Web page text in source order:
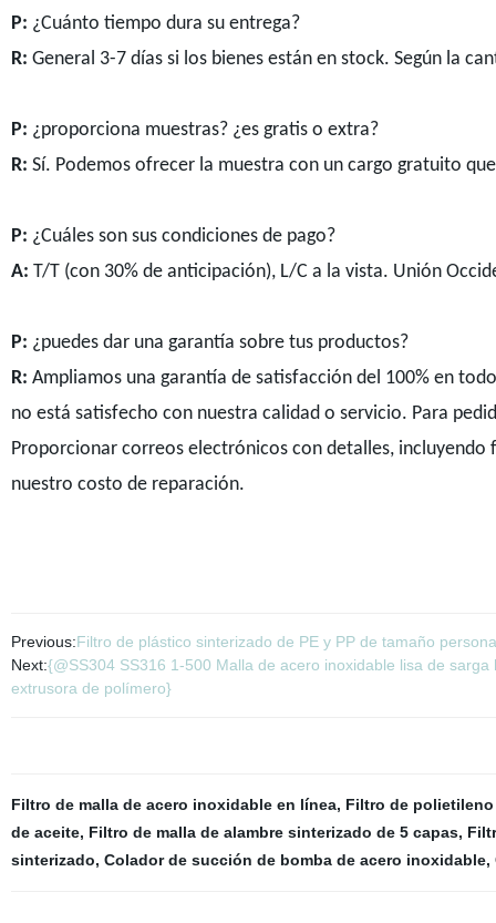
P: ¿Cuánto tiempo dura su entrega?
R: General 3-7 días si los bienes están en stock. Según la
P: ¿proporciona muestras? ¿es gratis o extra?
R: Sí. Podemos ofrecer la muestra con un cargo gratuito
P: ¿Cuáles son sus condiciones de pago?
A: T/T (con 30% de anticipación), L/C a la vista. Unión
P: ¿puedes dar una garantía sobre tus productos?
R: Ampliamos una garantía de satisfacción del 100% en
no está satisfecho con nuestra calidad o servicio. Para
Proporcionar correos electrónicos con detalles,
nuestro costo de reparación.
Previous:Filtro de plástico sinterizado de PE y PP de tamaño
Next:{@SS304 SS316 1-500 Malla de acero inoxidable lisa de
extrusora de polímero}
Filtro de malla de acero inoxidable en línea, Filtro de
de aceite, Filtro de malla de alambre sinterizado de 5 capas,
sinterizado, Colador de succión de bomba de acero inoxidable,